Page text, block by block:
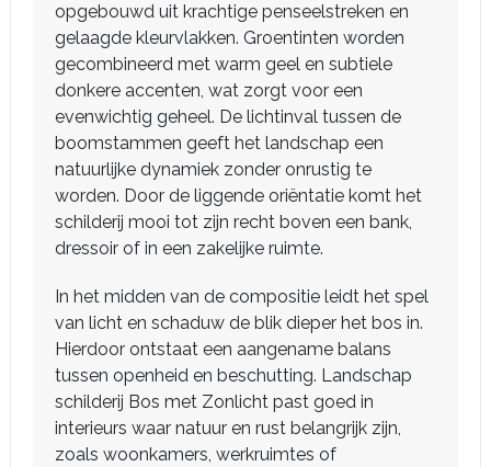
opgebouwd uit krachtige penseelstreken en
gelaagde kleurvlakken. Groentinten worden
gecombineerd met warm geel en subtiele
donkere accenten, wat zorgt voor een
evenwichtig geheel. De lichtinval tussen de
boomstammen geeft het landschap een
natuurlijke dynamiek zonder onrustig te
worden. Door de liggende oriëntatie komt het
schilderij mooi tot zijn recht boven een bank,
dressoir of in een zakelijke ruimte.
In het midden van de compositie leidt het spel
van licht en schaduw de blik dieper het bos in.
Hierdoor ontstaat een aangename balans
tussen openheid en beschutting. Landschap
schilderij Bos met Zonlicht past goed in
interieurs waar natuur en rust belangrijk zijn,
zoals woonkamers, werkruimtes of